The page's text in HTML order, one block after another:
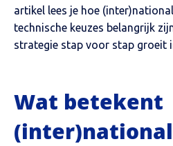
artikel lees je hoe
technische keuzes belangrijk
strategie stap voor stap groeit
Wat betekent